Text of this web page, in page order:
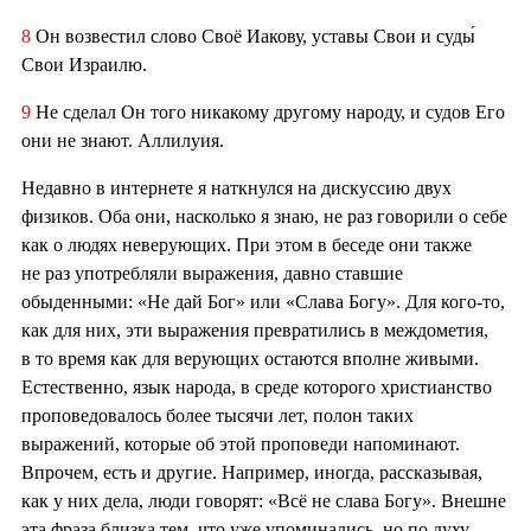
8 Он возвестил слово Своё Иакову, уставы Свои и суды́
Свои Израилю.
9 Не сделал Он того никакому другому народу, и судов Его
они не знают. Аллилуия.
Недавно в интернете я наткнулся на дискуссию двух
физиков. Оба они, насколько я знаю, не раз говорили о себе
как о людях неверующих. При этом в беседе они также
не раз употребляли выражения, давно ставшие
обыденными: «Не дай Бог» или «Слава Богу». Для кого-то,
как для них, эти выражения превратились в междометия,
в то время как для верующих остаются вполне живыми.
Естественно, язык народа, в среде которого христианство
проповедовалось более тысячи лет, полон таких
выражений, которые об этой проповеди напоминают.
Впрочем, есть и другие. Например, иногда, рассказывая,
как у них дела, люди говорят: «Всё не слава Богу». Внешне